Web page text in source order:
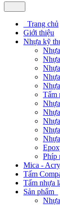
Trang chủ
Giới thiệu
Nhựa kỹ
Tấm
Phíp
Mica -
Tấm
Tấm nhựa
Sản phẩm